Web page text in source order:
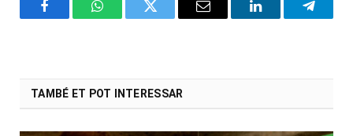
FacebookWhatsAppTwitter Email LinkedIn
TAMBÉ ET POT INTERESSAR